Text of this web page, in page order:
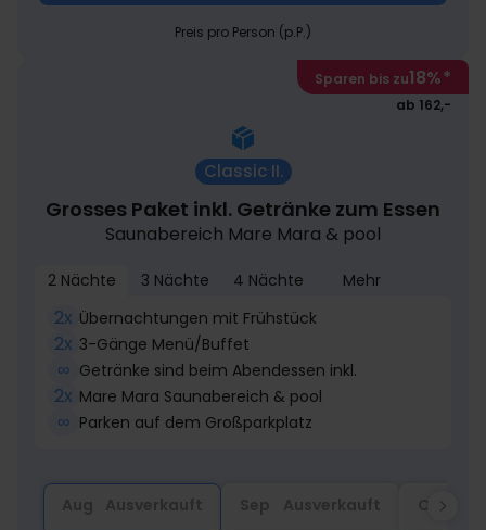
Preis pro Person (p.P.)
Sparen bis zu18%*
ab 162,-
Classic II.
Grosses Paket inkl. Getränke zum Essen
Saunabereich Mare Mara & pool
2 Nächte 3 Nächte 4 Nächte Mehr
2x Übernachtungen mit Frühstück
2x 3-Gänge Menü/Buffet
∞ Getränke sind beim Abendessen inkl.
2x Mare Mara Saunabereich & pool
∞ Parken auf dem Großparkplatz
Okt